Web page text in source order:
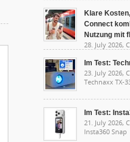
Klare
Connect
Nutzung mit
28. July 2026,
unlimitierte Nutzung mit
Im Test:
23. July 2026,
Technaxx TX-
Im Test:
21. July 2026,
Insta360 Snap